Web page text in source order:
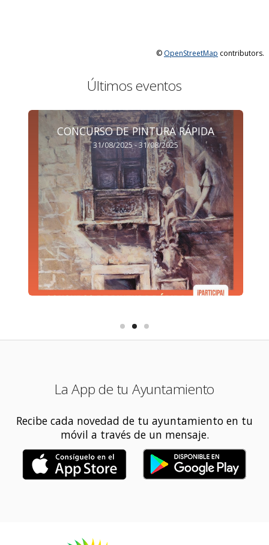
© OpenStreetMap contributors.
Últimos eventos
CONCURSO DE PINTURA RÁPIDA
31/08/2025 - 31/08/2025
La App de tu Ayuntamiento
Recibe cada novedad de tu ayuntamiento en tu
móvil a través de un mensaje.